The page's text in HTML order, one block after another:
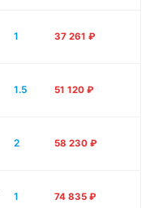
1 37 261 ₽
1.5 51 120 ₽
2 58 230 ₽
1 74 835 ₽